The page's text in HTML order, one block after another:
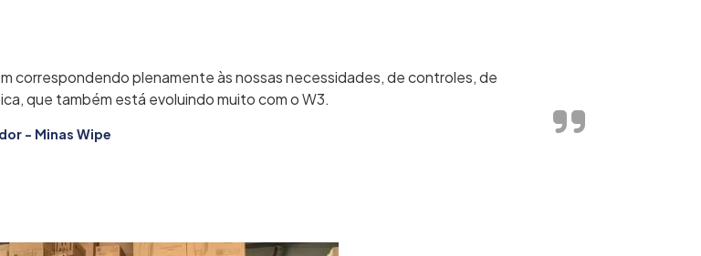
correspondendo plenamente às nossas necessidades, de controles, de
que também está evoluindo muito com o W3.
- Minas Wipe